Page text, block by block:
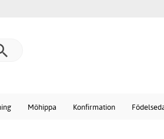
Möhippa Konfirmation